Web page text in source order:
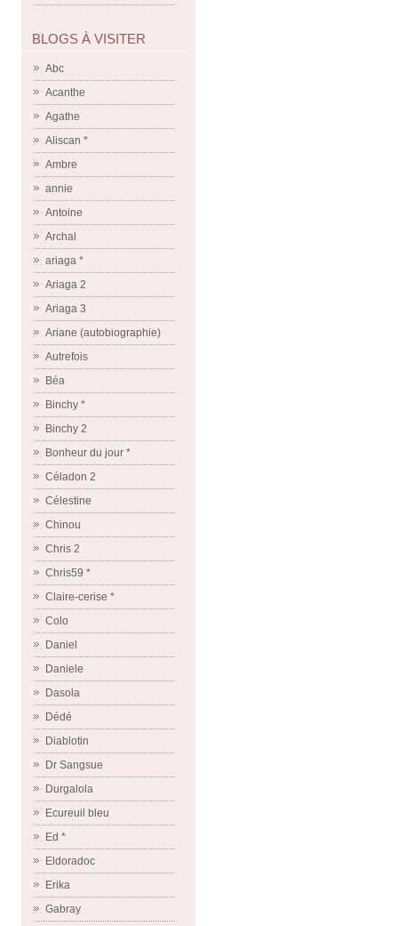
BLOGS À VISITER
Abc
Acanthe
Agathe
Aliscan *
Ambre
annie
Antoine
Archal
ariaga *
Ariaga 2
Ariaga 3
Ariane (autobiographie)
Autrefois
Béa
Binchy *
Binchy 2
Bonheur du jour *
Céladon 2
Célestine
Chinou
Chris 2
Chris59 *
Claire-cerise *
Colo
Daniel
Daniele
Dasola
Dédé
Diablotin
Dr Sangsue
Durgalola
Ecureuil bleu
Ed *
Eldoradoc
Erika
Gabray